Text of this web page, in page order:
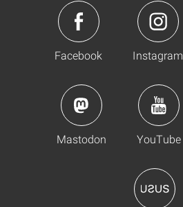
Facebook Instagram
Mastodon YouTube